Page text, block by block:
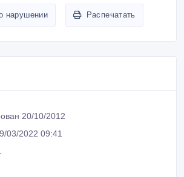
нарушении Распечатать
20/10/2012
03/2022 09:41